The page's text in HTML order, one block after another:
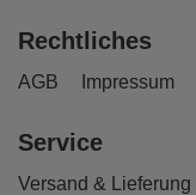
Rechtliches
AGB Impressum
Service
Versand & Lieferung